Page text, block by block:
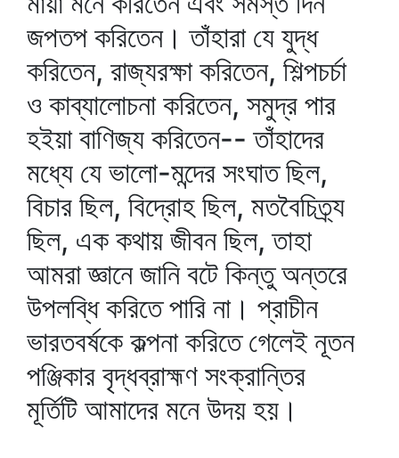
জপতপ করিতেন। তাঁহারা যে যুদ্ধ
করিতেন, রাজ্যরক্ষা করিতেন, শিল্পচর্চা
ও কাব্যালোচনা করিতেন, সমুদ্র পার
হইয়া বাণিজ্য করিতেন-- তাঁহাদের
মধ্যে যে ভালো-মন্দের সংঘাত ছিল,
বিচার ছিল, বিদ্রোহ ছিল, মতবৈচিত্র্য
ছিল, এক কথায় জীবন ছিল, তাহা
আমরা জ্ঞানে জানি বটে কিন্তু অন্তরে
উপলব্ধি করিতে পারি না। প্রাচীন
ভারতবর্ষকে কল্পনা করিতে গেলেই নূতন
পঞ্জিকার বৃদ্ধব্রাহ্মণ সংক্রান্তির
মূর্তিটি আমাদের মনে উদয় হয়।